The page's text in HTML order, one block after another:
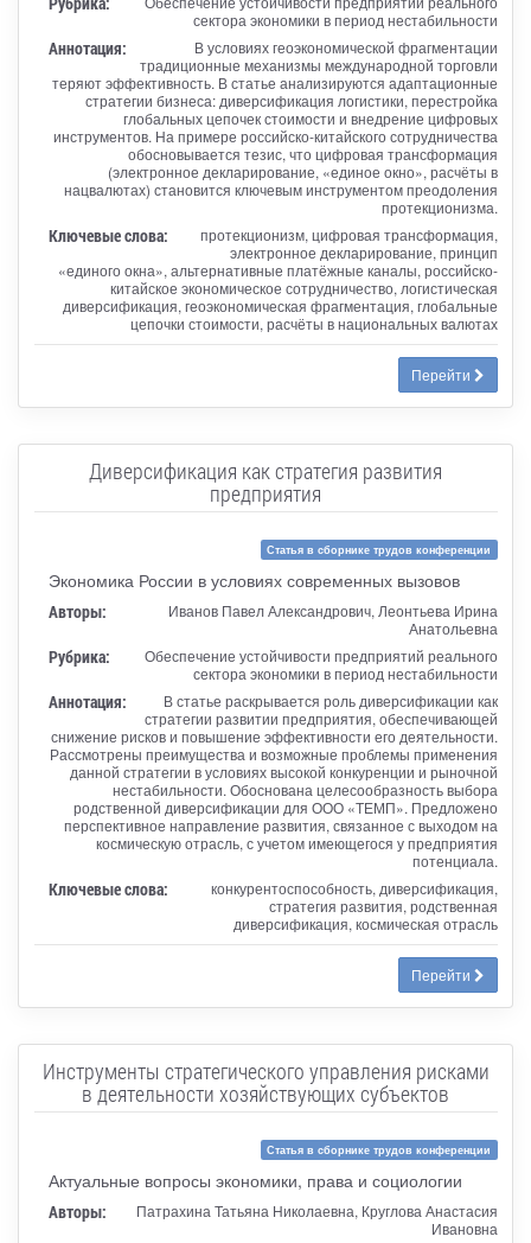
сектора экономики в период нестабильности
Аннотация:
В условиях геоэкономической фрагментации
традиционные механизмы международной торговли
теряют эффективность. В статье анализируются адаптационные
стратегии бизнеса: диверсификация логистики, перестройка
глобальных цепочек стоимости и внедрение цифровых
инструментов. На примере российско-китайского сотрудничества
обосновывается тезис, что цифровая трансформация
(электронное декларирование, «единое окно», расчёты в
нацвалютах) становится ключевым инструментом преодоления
протекционизма.
Ключевые слова:
протекционизм, цифровая трансформация,
электронное декларирование, принцип
«единого окна», альтернативные платёжные каналы, российско-
китайское экономическое сотрудничество, логистическая
диверсификация, геоэкономическая фрагментация, глобальные
цепочки стоимости, расчёты в национальных валютах
Перейти
Диверсификация как стратегия развития
предприятия
Статья в сборнике трудов конференции
Экономика России в условиях современных вызовов
Авторы:
Иванов Павел Александрович, Леонтьева Ирина
Анатольевна
Рубрика:
Обеспечение устойчивости предприятий реального
сектора экономики в период нестабильности
Аннотация:
В статье раскрывается роль диверсификации как
стратегии развитии предприятия, обеспечивающей
снижение рисков и повышение эффективности его деятельности.
Рассмотрены преимущества и возможные проблемы применения
данной стратегии в условиях высокой конкуренции и рыночной
нестабильности. Обоснована целесообразность выбора
родственной диверсификации для ООО «ТЕМП». Предложено
перспективное направление развития, связанное с выходом на
космическую отрасль, с учетом имеющегося у предприятия
потенциала.
Ключевые слова:
конкурентоспособность, диверсификация,
стратегия развития, родственная
диверсификация, космическая отрасль
Перейти
Инструменты стратегического управления рисками
в деятельности хозяйствующих субъектов
Статья в сборнике трудов конференции
Актуальные вопросы экономики, права и социологии
Авторы:
Патрахина Татьяна Николаевна, Круглова Анастасия
Ивановна